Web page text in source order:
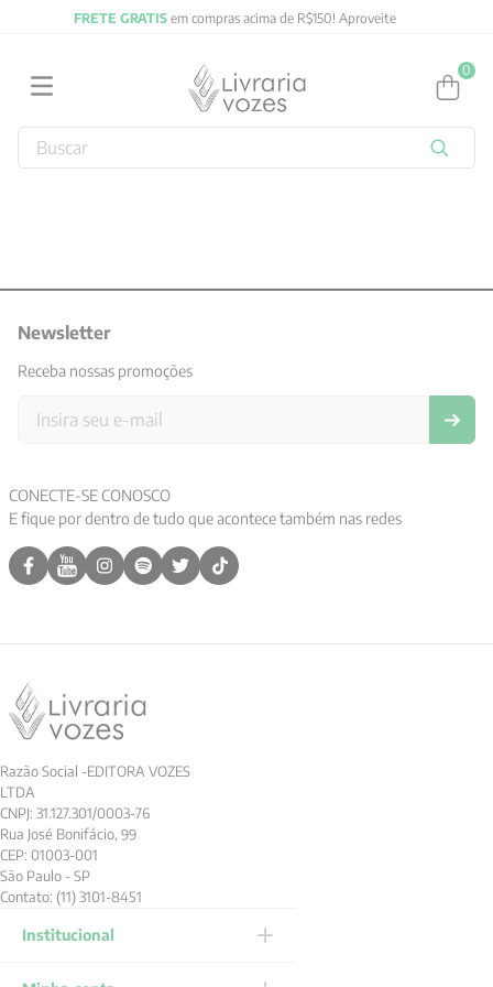
de R$150! Aproveite FRETE GRATISem compras
0
Buscar
Newsletter
Receba nossas promoções
CONECTE-SE CONOSCO
E fique por dentro de tudo que acontece também nas redes
Razão Social -EDITORA VOZES
LTDA
CNPJ: 31.127.301/0003-76
Rua José Bonifácio, 99
CEP: 01003-001
São Paulo - SP
Contato: (11) 3101-8451
Institucional
3º filosofia
4º jung
5º byung chul han
8 º
9º anselm grun
10º verena kast